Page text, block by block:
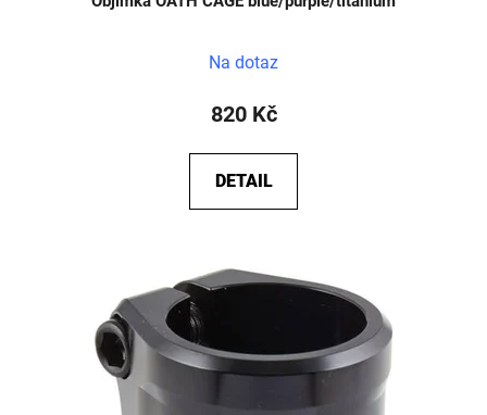
Na dotaz
820 Kč
DETAIL